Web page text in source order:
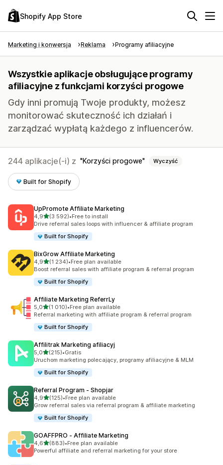
Shopify App Store
Marketing i konwersja Reklama Programy afiliacyjne
Wszystkie aplikacje obsługujące programy
afiliacyjne z funkcjami korzyści progowe
Gdy inni promują Twoje produkty, możesz
monitorować skuteczność ich działań i
zarządzać wypłatą każdego z influencerów.
244 aplikacje(-i) z Korzyści progowe Wyczyść
Built for Shopify
UpPromote Affiliate Marketing
4,9na 5 gwiazdek
(3 592)
Łączna liczba recenzji: 3592
•Free to install
Drive referral sales loops with influencer & affiliate program
Built for Shopify
BixGrow Affiliate Marketing
4,9na 5 gwiazdek
(1 234)
Łączna liczba recenzji: 1234
•Free plan available
Boost referral sales with affiliate program & referral program
Built for Shopify
Affiliate Marketing ReferrLy
5,0na 5 gwiazdek
(1 010)
Łączna liczba recenzji: 1010
•Free plan available
Referral marketing with affiliate program & referral program
Built for Shopify
Affilitrak Marketing afiliacyj
5,0na 5 gwiazdek
(215)
Łączna liczba recenzji: 215
•Gratis
Uruchom marketing polecający, programy afiliacyjne & MLM
Built for Shopify
Referral Program ‑ Shopjar
4,9na 5 gwiazdek
(125)
Łączna liczba recenzji: 125
•Free plan available
Grow referral sales via referral program & affiliate marketing
Built for Shopify
GOAFFPRO ‑ Affiliate Marketing
4,6na 5 gwiazdek
(883)
Łączna liczba recenzji: 883
•Free plan available
Powerful affiliate and referral marketing for your store